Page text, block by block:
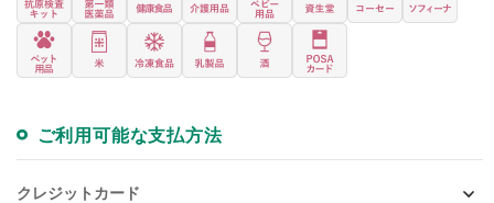
ご利用可能な支払方法
クレジットカード